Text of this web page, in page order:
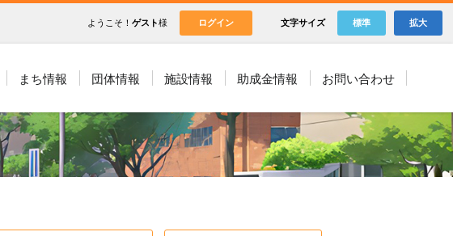
拡大
標準
文字サイズ
ログイン
ようこそ！ ゲスト様
まち情報 団体情報 施設情報 助成金情報 お問い合わせ